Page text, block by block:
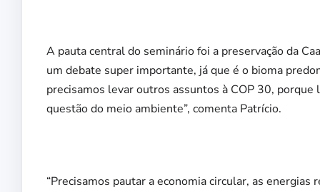
A pauta central do seminário foi a preservação da
um debate super importante, já que é o bioma
precisamos levar outros assuntos à COP 30,
questão do meio ambiente”, comenta Patrício.
“Precisamos pautar a economia circular, as